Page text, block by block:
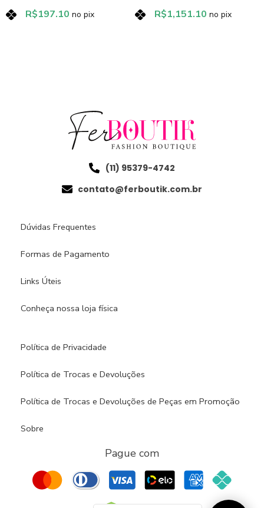
R$197.10 no pix R$1,151.10 no pix
(11) 95379-4742
contato@ferboutik.com.br
Dúvidas Frequentes
Formas de Pagamento
Links Úteis
Conheça nossa loja física​
Política de Privacidade
Política de Trocas e Devoluções
Política de Trocas e Devoluções de Peças em Promoção
Sobre
Pague com